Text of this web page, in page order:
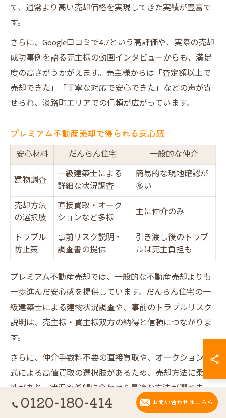
て、通常より高い売却価格を実現してきた実績が豊富で
す。
さらに、Google口コミで4.7という高評価や、実際の売却
成功事例を語る売主様の動画インタビューからも、満足
度の高さがうかがえます。売主様からは「査定額以上で
売却できた」「丁寧な対応で安心できた」などの声が寄
せられ、淡路町エリアでの信頼が広がっています。
プレミアム不動産売却で得られる安心感
安心材料 だんらん住宅
一般的な仲介
建物調査
一級建築士による
詳細な状況調査
簡易的な現地確認が
多い
売却方法
の選択肢
直接買取・オーク
ションなど多様
主に仲介のみ
トラブル
防止策
事前リスク説明・
調査書の提供
引き渡し後のトラブ
ルは売主負担も
プレミアム不動産売却では、一般的な不動産売却よりも
一歩進んだ安心感を提供しています。だんらん住宅の一
級建築士による建物状況調査や、事前のトラブルリスク
説明は、売主様・買主様双方の納得と信頼につながりま
す。
さらに、仲介手数料不要の直接買取や、オークション形
式による高値買取の選択肢があるため、売却方法に柔軟
性があり、状況や希望に合わせた最適な方法が選べま
す。これらの仕組みにより「トラブルなく、安心して売
0120-180-414 お問い合わせはこちら